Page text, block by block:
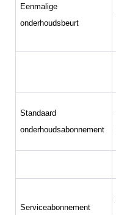
Eenmalige
onderhoudsbeurt
Standaard
onderhoudsabonnement
Serviceabonnement